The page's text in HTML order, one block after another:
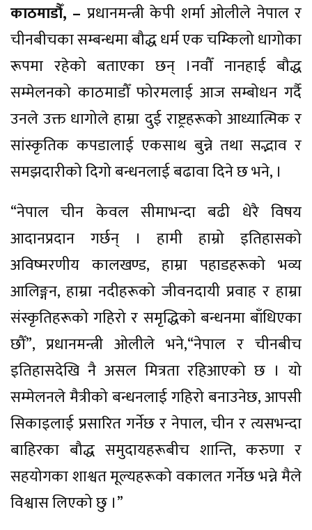
काठमाडौँ, – प्रधानमन्त्री केपी शर्मा ओलीले नेपाल र
चीनबीचका सम्बन्धमा बौद्ध धर्म एक चम्किलो धागोका
रूपमा रहेको बताएका छन् ।नवौँ नानहाई बौद्ध
सम्मेलनको काठमाडौँ फोरमलाई आज सम्बोधन गर्दै
उनले उक्त धागोले हाम्रा दुई राष्ट्रहरूको आध्यात्मिक र
सांस्कृतिक कपडालाई एकसाथ बुन्ने तथा सद्भाव र
समझदारीको दिगो बन्धनलाई बढावा दिने छ भने, ।
“नेपाल चीन केवल सीमाभन्दा बढी धेरै विषय
आदानप्रदान गर्छन् । हामी हाम्रो इतिहासको
अविष्मरणीय कालखण्ड, हाम्रा पहाडहरूको भव्य
आलिङ्गन, हाम्रा नदीहरूको जीवनदायी प्रवाह र हाम्रा
संस्कृतिहरूको गहिरो र समृद्धिको बन्धनमा बाँधिएका
छौँ”, प्रधानमन्त्री ओलीले भने,“नेपाल र चीनबीच
इतिहासदेखि नै असल मित्रता रहिआएको छ । यो
सम्मेलनले मैत्रीको बन्धनलाई गहिरो बनाउनेछ, आपसी
सिकाइलाई प्रसारित गर्नेछ र नेपाल, चीन र त्यसभन्दा
बाहिरका बौद्ध समुदायहरूबीच शान्ति, करुणा र
सहयोगका शाश्वत मूल्यहरूको वकालत गर्नेछ भन्ने मैले
विश्वास लिएको छु ।”